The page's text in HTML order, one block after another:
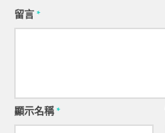
留言*
顯示名稱*